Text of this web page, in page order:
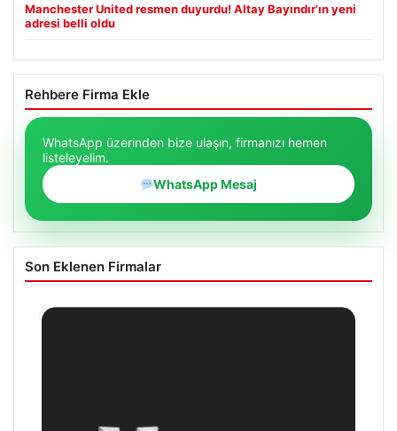
Manchester United resmen duyurdu! Altay Bayındır’ın yeni
adresi belli oldu
Rehbere Firma Ekle
WhatsApp üzerinden bize ulaşın, firmanızı hemen
listeleyelim.
WhatsApp Mesaj
Son Eklenen Firmalar